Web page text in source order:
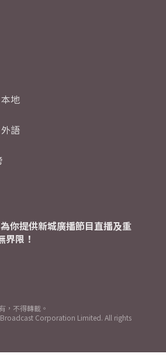
地
語
你提供新城廣播節目直播及重
界限！
，不得轉載。
Corporation Limited. All rights